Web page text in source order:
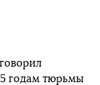
годам тюрьмы